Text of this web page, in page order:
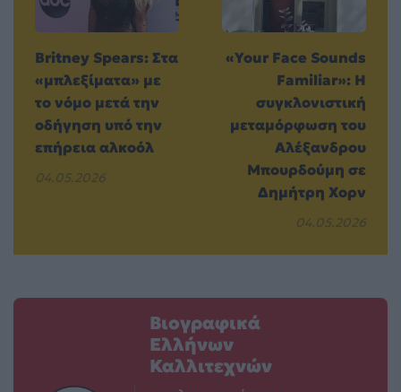
Britney Spears: Στα
«μπλεξίματα» με
το νόμο μετά την
οδήγηση υπό την
επήρεια αλκοόλ
04.05.2026
«Your Face Sounds
Familiar»: Η
συγκλονιστική
μεταμόρφωση του
Αλέξανδρου
Μπουρδούμη σε
Δημήτρη Χορν
04.05.2026
Βιογραφικά
Ελλήνων
Καλλιτεχνών